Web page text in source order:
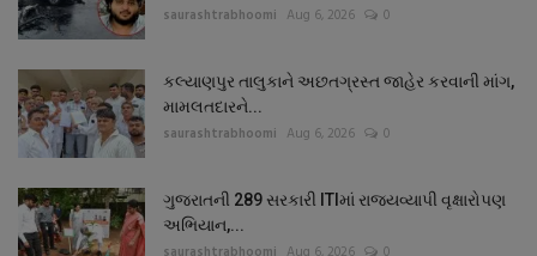
saurashtrabhoomi Aug 6, 2026 0
કલ્યાણપુર તાલુકાને અછતગ્રસ્ત જાહેર કરવાની માંગ,
મામલતદારને...
saurashtrabhoomi Aug 6, 2026 0
ગુજરાતની 289 સરકારી ITIમાં રાજ્યવ્યાપી વૃક્ષારોપણ
અભિયાન,...